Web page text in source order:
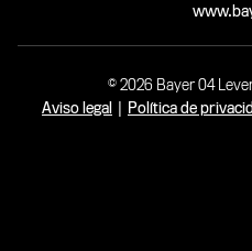
© 2026 Bayer 04
Aviso legal
Política de